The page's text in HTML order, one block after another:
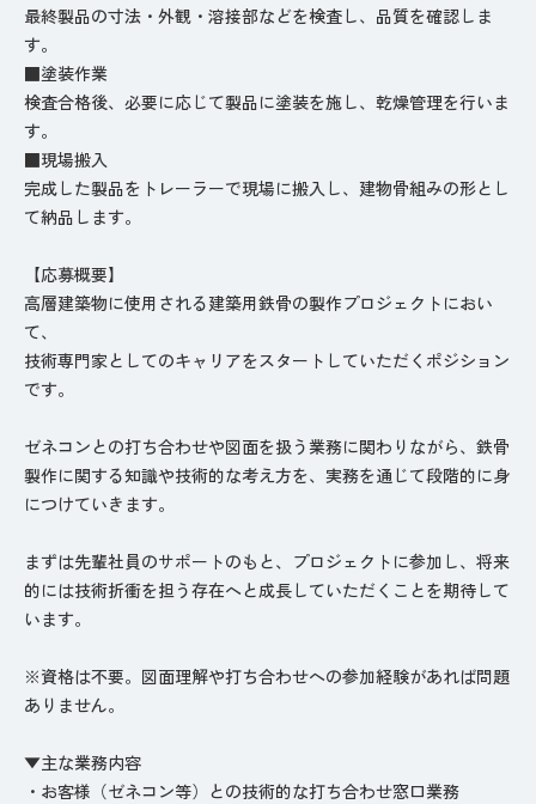
最終製品の寸法・外観・溶接部などを検査し、品質を確認しま
す。
■塗装作業
検査合格後、必要に応じて製品に塗装を施し、乾燥管理を行いま
す。
■現場搬入
完成した製品をトレーラーで現場に搬入し、建物骨組みの形とし
て納品します。
【応募概要】
高層建築物に使用される建築用鉄骨の製作プロジェクトにおい
て、
技術専門家としてのキャリアをスタートしていただくポジション
です。
ゼネコンとの打ち合わせや図面を扱う業務に関わりながら、鉄骨
製作に関する知識や技術的な考え方を、実務を通じて段階的に身
につけていきます。
まずは先輩社員のサポートのもと、プロジェクトに参加し、将来
的には技術折衝を担う存在へと成長していただくことを期待して
います。
※資格は不要。図面理解や打ち合わせへの参加経験があれば問題
ありません。
▼主な業務内容
・お客様（ゼネコン等）との技術的な打ち合わせ窓口業務